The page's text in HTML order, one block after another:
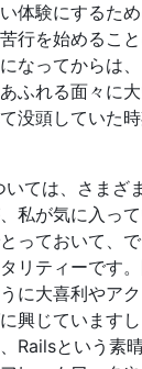
体験にするた
行を始めるこ
なってからは
ふれる面々に
没頭していた
ては、さまざ
私が気に入っ
っておいて、
リティーです
に大喜利やア
興じています
Railsという素